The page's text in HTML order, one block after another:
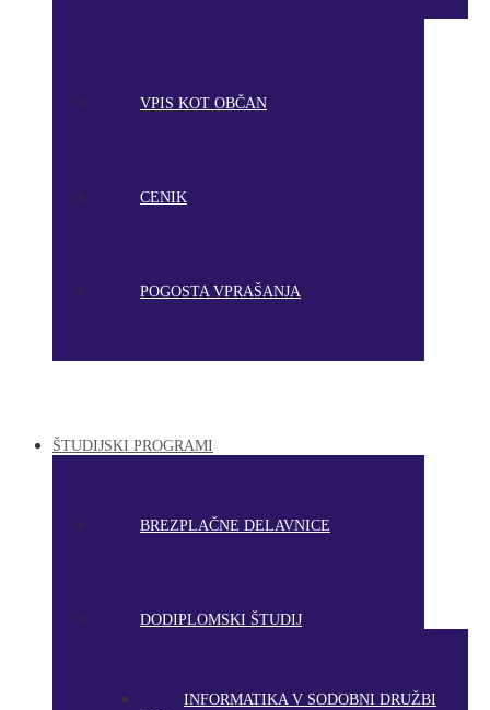
VPIS KOT OBČAN
CENIK
POGOSTA VPRAŠANJA
ŠTUDIJSKI PROGRAMI
BREZPLAČNE DELAVNICE
DODIPLOMSKI ŠTUDIJ
INFORMATIKA V SODOBNI DRUŽBI